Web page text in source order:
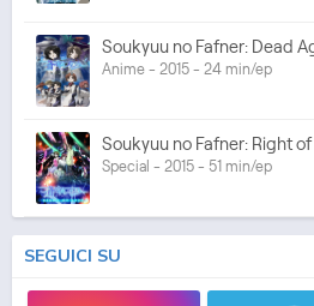
Soukyuu no Fafner: Dead
Anime - 2015 - 24 min/ep
Soukyuu no Fafner: Right
Special - 2015 - 51 min/ep
SEGUICI SU